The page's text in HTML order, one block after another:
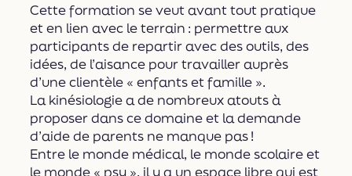
Cette formation se veut avant tout pratique
et en lien avec le terrain : permettre aux
participants de repartir avec des outils, des
idées, de l’aisance pour travailler auprès
d’une clientèle « enfants et famille ».
La kinésiologie a de nombreux atouts à
proposer dans ce domaine et la demande
d’aide de parents ne manque pas !
Entre le monde médical, le monde scolaire et
le monde « psy », il y a un espace libre qui est